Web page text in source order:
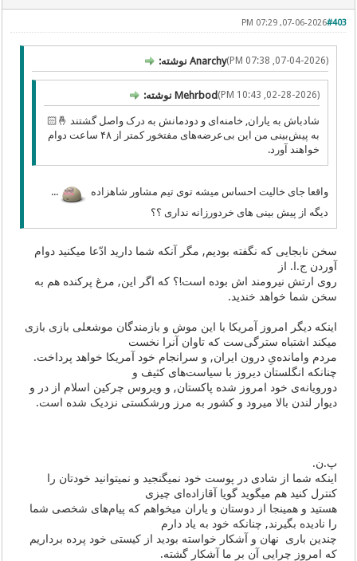
#403
07-06-2026, 07:29 PM
(07-04-2026, 07:38 PM) Anarchy نوشته:
(02-28-2026, 10:43 PM) Mehrbod نوشته:
شادباش به یاران, خامنه‌ای و دودمانش به درک واصل گشتند 🤞🏻
به پیش‌بینی من این بی‌عرضه‌های مفتخور کمتر از ۴۸ ساعت دوام
خواهند آورد.
واقعا جای خالیت احساس میشه توی تیم مشاور شاهزاده
...
دیگه از پیش بینی های خردورزانه نداری ؟؟
سخن نابجایی که نگفته بودیم, مگر آنکه شما دارید ادّعا میکنید دوام
آوردن ج.ا. از
روی ارتش نیرومند اش بوده است!؟ که اگر این, مرغ پرکنده هم به
سخن شما خواهد خندید.
اینکه دیگر امروز آمریکا با این موش و بازمندگان موشعلی بازی بازی
میکند اشتباه سترگی‌ست که تاوان آنرا نخست
مردم وامانده‌یِ درون ایران, و سرانجام خود آمریکا خواهد پرداخت.
چنانکه انگلستان دیروز با سیاست‌های کثیف و
دورویانه‌ی خود امروز شده پاکستان, و ویروس چرکین اسلام از در و
دیوار لندن بالا میرود و کشور به مرز ورشکستی نزدیک شده است.
پ.ن.
اینکه شما از شادی در پوست خود نمیگنجید و نمیتوانید خودتان را
کنترل کنید هم میگوید گویا آقازاده‌ای چیزی
هستید و همینجا از دوستان و یاران میخواهم که پیام‌های شخصی شما
را نادیده بگیرند, چنانکه خود به یاد دارم
چندین باری نهان و آشکار خواسته بودید از کیستی خود پرده برداریم
که امروز چرایی آن بر ما آشکار گشته.